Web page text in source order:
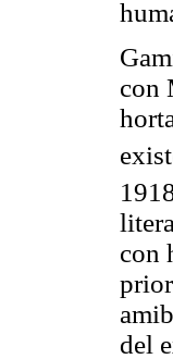
con
con
del